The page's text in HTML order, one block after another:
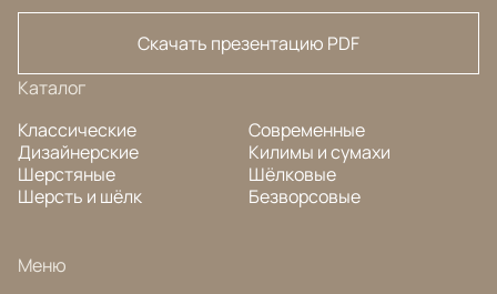
Скачать презентацию PDF
Каталог
Классические
Дизайнерские
Шерстяные
Шерсть и шёлк
Современные
Килимы и сумахи
Шёлковые
Безворсовые
Меню